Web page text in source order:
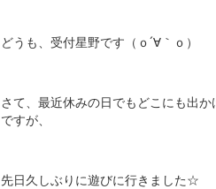
どうも、受付星野です（ｏ´∀｀ｏ）
さて、最近休みの日でもどこにも出
ですが、
先日久しぶりに遊びに行きました☆